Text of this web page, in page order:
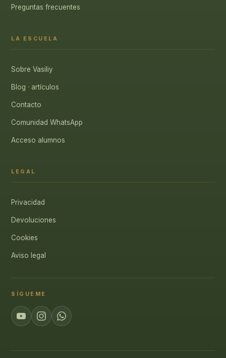
Preguntas frecuentes
LA ESCUELA
Sobre Vasiliy
Blog · artículos
Contacto
Comunidad WhatsApp
Acceso alumnos
LEGAL
Privacidad
Devoluciones
Cookies
Aviso legal
SÍGUEME